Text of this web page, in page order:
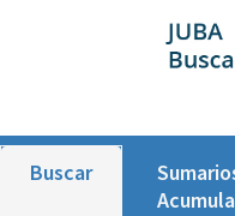
Buscar